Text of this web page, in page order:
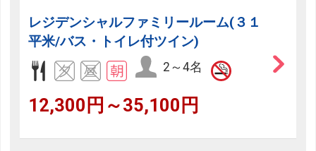
レジデンシャルファミリールーム(３１
平米/バス・トイレ付ツイン)
2～4名
12,300円～35,100円